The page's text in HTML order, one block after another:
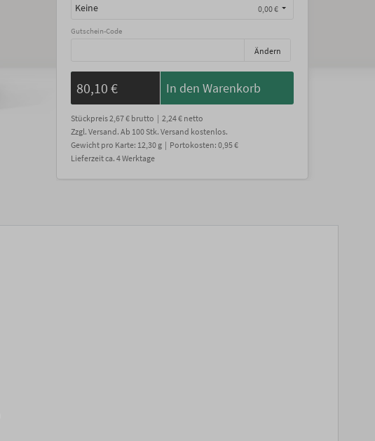
Keine 0,00 €
Gutschein-Code
Ändern
80,10 € In den Warenkorb
Stückpreis2,67 € brutto |2,24 € netto
Zzgl. Versand. Ab 100 Stk. Versand kostenlos.
Gewicht pro Karte: 12,30 g | Portokosten:0,95 €
Lieferzeitca.4Werktage